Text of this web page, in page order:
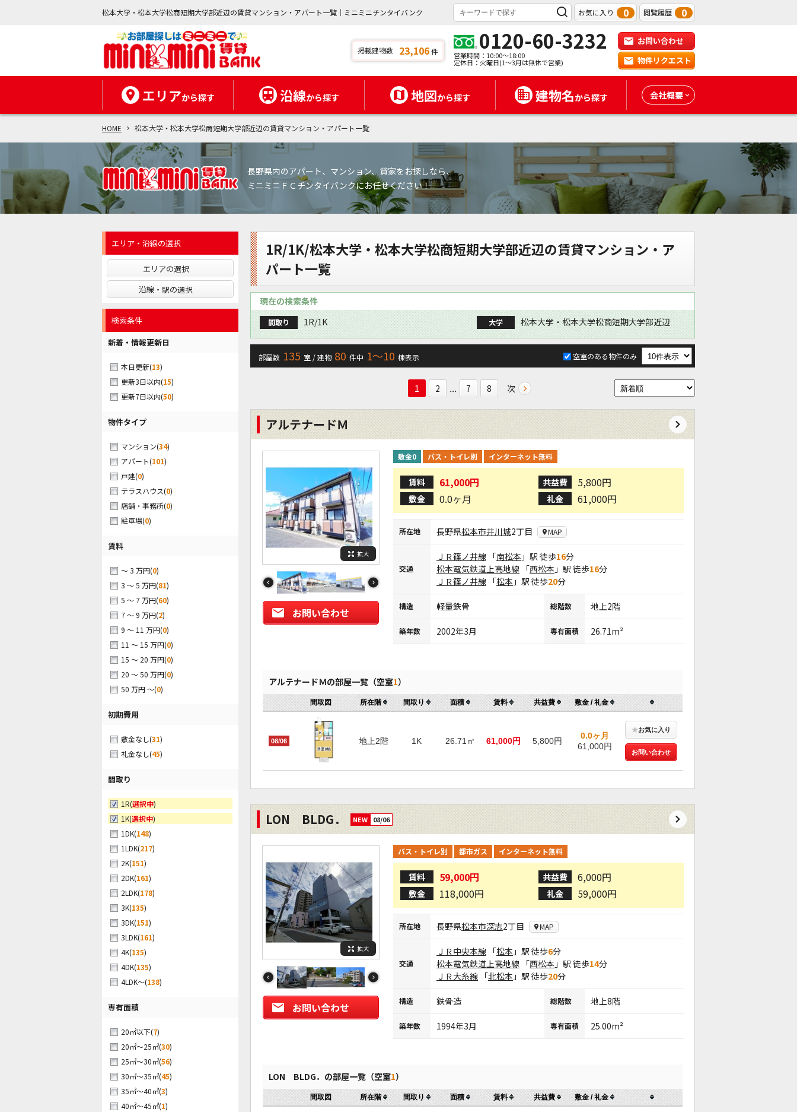
松本大学・松本大学松商短期大学部近辺の賃貸マンション・アパート一覧｜ミニミニチンタイバンク お気に入り 0 閲覧履歴 0
掲載建物数 23,106件 0120-60-3232
営業時間：10:00～18:00
定休日：火曜日(1～3月は無休で営業)
お問い合わせ
物件リクエスト
エリアから探す 沿線から探す 地図から探す 建物名から探す 会社概要
HOME 松本大学・松本大学松商短期大学部近辺の賃貸マンション・アパート一覧
長野県内のアパート、マンション、貸家をお探しなら、
ミニミニＦＣチンタイバンクにお任せください！
エリア・沿線の選択
エリアの選択
沿線・駅の選択
検索条件
新着・情報更新日
本日更新(13)
更新3日以内(15)
更新7日以内(50)
物件タイプ
マンション(34)
アパート(101)
戸建(0)
テラスハウス(0)
店舗・事務所(0)
駐車場(0)
賃料
～ 3 万円(0)
3 ～ 5 万円(81)
5 ～ 7 万円(60)
7 ～ 9 万円(2)
9 ～ 11 万円(0)
11 ～ 15 万円(0)
15 ～ 20 万円(0)
20 ～ 50 万円(0)
50 万円 ～(0)
初期費用
敷金なし(31)
礼金なし(45)
間取り
1R(選択中)
1K(選択中)
1DK(148)
1LDK(217)
2K(151)
2DK(161)
2LDK(178)
3K(135)
3DK(151)
3LDK(161)
4K(135)
4DK(135)
4LDK～(138)
専有面積
20㎡以下(7)
20㎡～25㎡(30)
25㎡～30㎡(56)
30㎡～35㎡(45)
35㎡～40㎡(3)
40㎡～45㎡(1)
1R/1K/松本大学・松本大学松商短期大学部近辺の賃貸マンション・ア
パート一覧
現在の検索条件
間取り 1R/1K 大学 松本大学・松本大学松商短期大学部近辺
部屋数 135 室 / 建物 80 件中 1〜10 棟表示 空室のある物件のみ
1 2 ... 7 8 次
アルテナードＭ
拡大
お問い合わせ
敷金0 バス・トイレ別 インターネット無料
賃料 61,000円 共益費 5,800円
敷金 0.0ヶ月 礼金 61,000円
所在地 長野県松本市井川城2丁目 MAP
交通
ＪＲ篠ノ井線 「南松本 」駅 徒歩16分
松本電気鉄道上高地線 「西松本 」駅 徒歩16分
ＪＲ篠ノ井線 「松本 」駅 徒歩20分
構造 軽量鉄骨 総階数 地上2階
築年数 2002年3月 専有面積 26.71m²
アルテナードＭの部屋一覧（空室1）
間取図 所在階 間取り 面積 賃料 共益費 敷金 / 礼金
08/06 地上2階 1K 26.71㎡ 61,000円 5,800円
0.0ヶ月
61,000円
★お気に入り
お問い合わせ
LON BLDG． NEW 08/06
拡大
お問い合わせ
バス・トイレ別 都市ガス インターネット無料
賃料 59,000円 共益費 6,000円
敷金 118,000円 礼金 59,000円
所在地 長野県松本市深志2丁目 MAP
交通
ＪＲ中央本線 「松本 」駅 徒歩6分
松本電気鉄道上高地線 「西松本 」駅 徒歩14分
ＪＲ大糸線 「北松本 」駅 徒歩20分
構造 鉄骨造 総階数 地上8階
築年数 1994年3月 専有面積 25.00m²
LON BLDG．の部屋一覧（空室1）
間取図 所在階 間取り 面積 賃料 共益費 敷金 / 礼金